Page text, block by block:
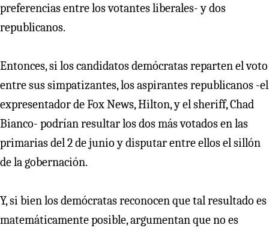
preferencias entre los votantes liberales- y dos
republicanos.
Entonces, si los candidatos demócratas reparten el voto
entre sus simpatizantes, los aspirantes republicanos -el
expresentador de Fox News, Hilton, y el sheriff, Chad
Bianco- podrían resultar los dos más votados en las
primarias del 2 de junio y disputar entre ellos el sillón
de la gobernación.
Y, si bien los demócratas reconocen que tal resultado es
matemáticamente posible, argumentan que no es